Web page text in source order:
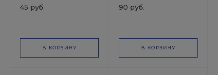
шлифовальная на
бумажной основе,
45 руб.
В КОРЗИНУ
70х400мм / Полоска
шлифовальная на
90 руб.
В КОРЗИНУ